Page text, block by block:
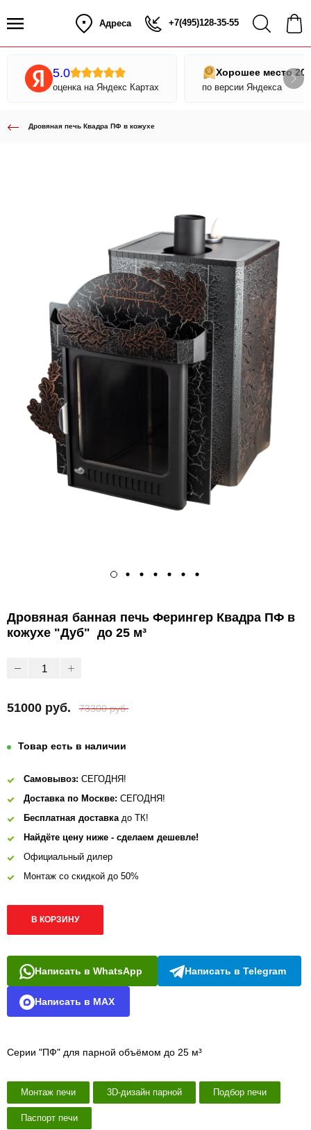
Адреса +7(495)128-35-55
5.0
оценка на Яндекс Картах
Хорошее место
по версии Яндекса
Дровяная печь Квадра ПФ в кожухе
Дровяная банная печь Ферингер Квадра ПФ в
кожухе "Дуб" до 25 м³
51000 руб. 73300 руб.
Товар есть в наличии
Самовывоз: СЕГОДНЯ!
Доставка по Москве: СЕГОДНЯ!
Бесплатная доставкадо ТК!
Найдёте цену ниже - сделаем дешевле!
Официальный дилер
Монтаж со скидкой до 50%
В КОРЗИНУ
Написать в WhatsApp Написать в Telegram
Написать в MAX
Серии "ПФ" для парной объёмом до 25 м³
Монтаж печи 3D-дизайн парной Подбор печи
Паспорт печи